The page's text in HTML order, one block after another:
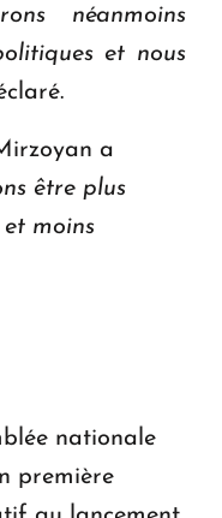
néanmoins
et nous
a
être plus
moins
nationale
première